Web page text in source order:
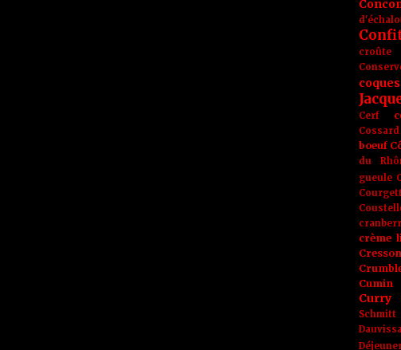
croûte
coques
Cerf
Cossard
boeuf
du
gueule
crème
Cresson
Cumin
Curry
Schmitt